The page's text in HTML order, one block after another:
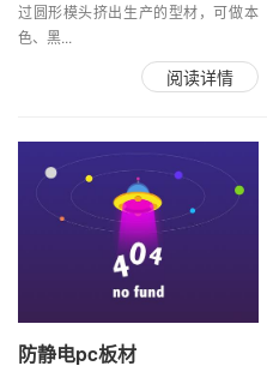
过圆形模头挤出生产的型材，可做本
色、黑...
阅读详情
防静电pc板材